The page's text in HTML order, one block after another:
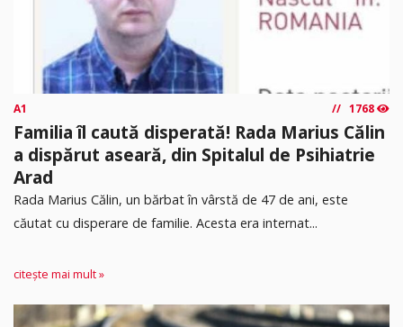
A1 1768
Familia îl caută disperată! Rada Marius Călin
a dispărut aseară, din Spitalul de Psihiatrie
Arad
Rada Marius Călin, un bărbat în vârstă de 47 de ani, este
căutat cu disperare de familie. Acesta era internat...
citește mai mult »